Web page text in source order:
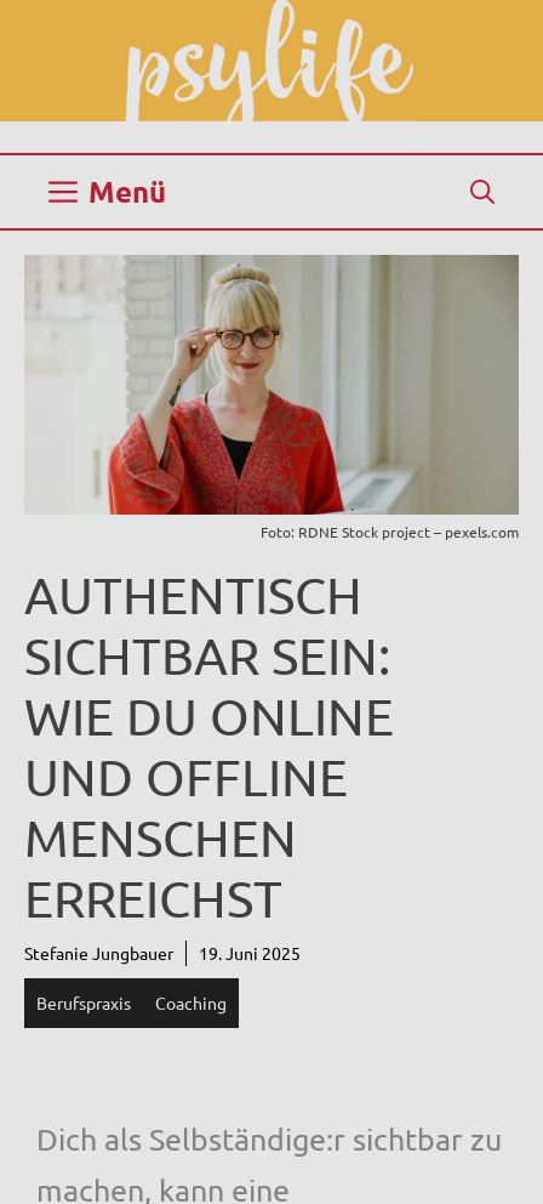
Menü
AUTHENTISCH
SICHTBAR SEIN:
WIE DU ONLINE
UND OFFLINE
MENSCHEN
ERREICHST
Stefanie Jungbauer 19. Juni 2025
Berufspraxis Coaching
Foto: RDNE Stock project – pexels.com
Dich als Selbständige:r sichtbar zu
machen, kann eine